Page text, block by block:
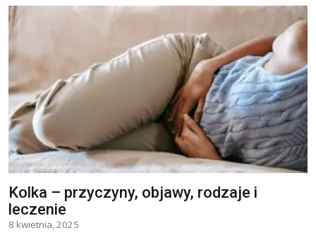
Kolka – przyczyny, objawy, rodzaje i
leczenie
8 kwietnia, 2025